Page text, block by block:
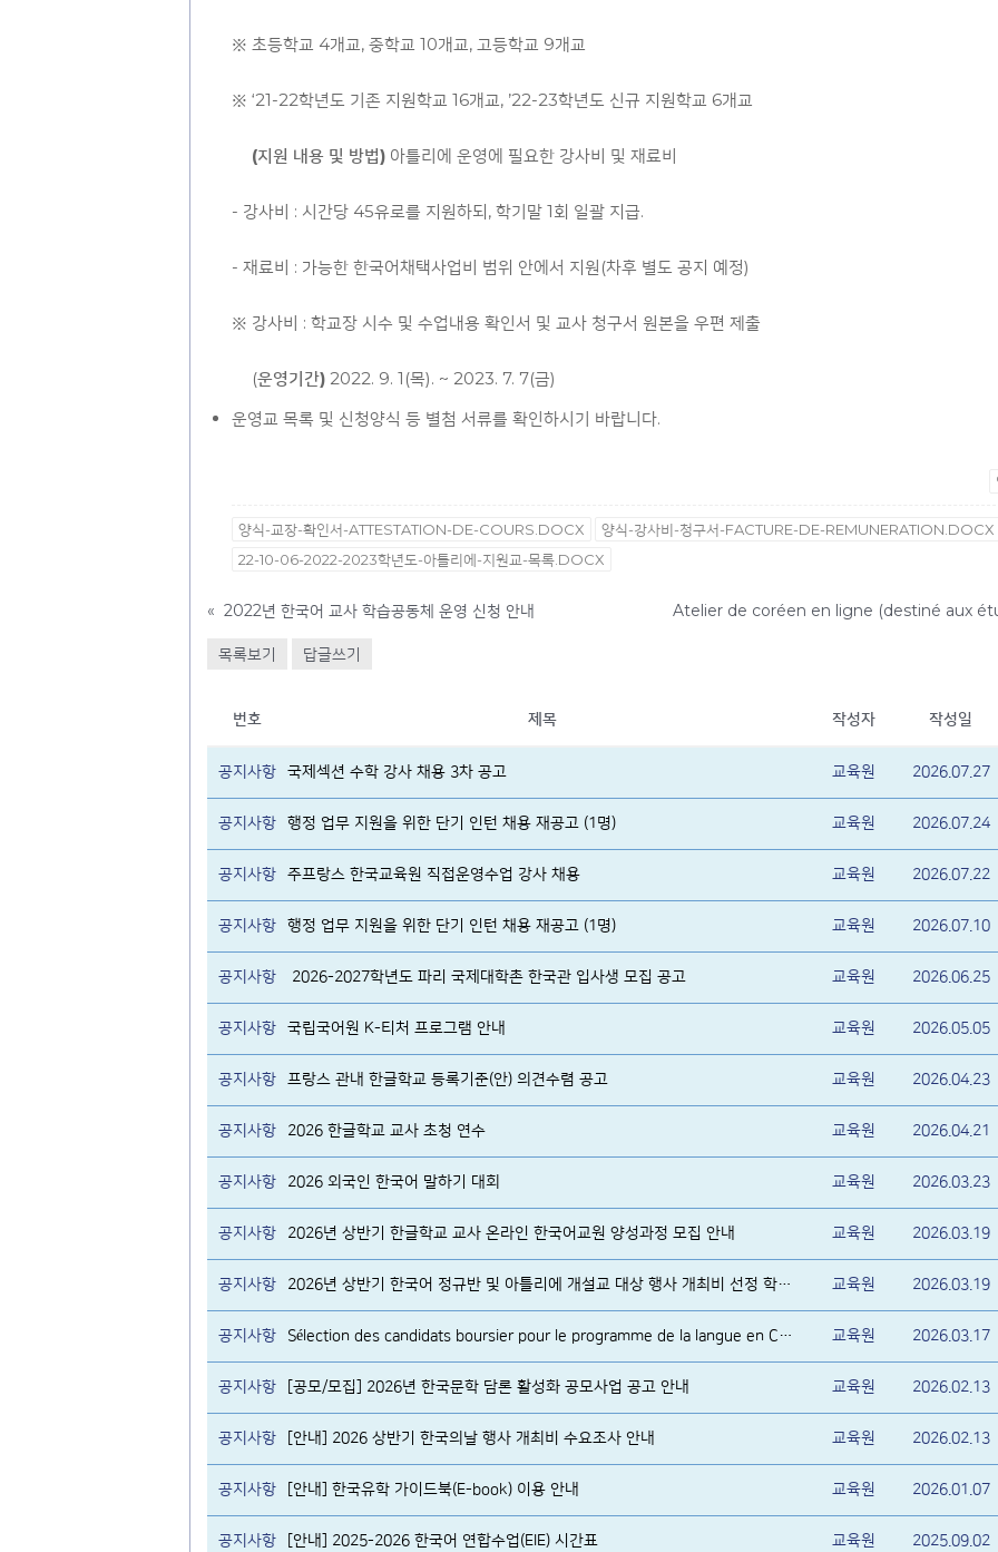
※ 초등학교 4개교, 중학교 10개교, 고등학교 9개교
※ ‘21-22학년도 기존 지원학교 16개교, ’22-23학년도 신규 지원학교 6개교
(지원 내용 및 방법) 아틀리에 운영에 필요한 강사비 및 재료비
- 강사비 : 시간당 45유로를 지원하되, 학기말 1회 일괄 지급.
- 재료비 : 가능한 한국어채택사업비 범위 안에서 지원(차후 별도 공지 예정)
※ 강사비 : 학교장 시수 및 수업내용 확인서 및 교사 청구서 원본을 우편 제출
◦ (운영기간) 2022. 9. 1(목). ~ 2023. 7. 7(금)
운영교 목록 및 신청양식 등 별첨 서류를 확인하시기 바랍니다.
양식-교장-확인서-ATTESTATION-DE-COURS.DOCX
양식-강사비-청구서-FACTURE-DE-REMUNERATION.DOCX
22-10-06-2022-2023학년도-아틀리에-지원교-목록.DOCX
« 2022년 한국어 교사 학습공동체 운영 신청 안내
목록보기 답글쓰기
번호 제목 작성자 작성일
공지사항 국제섹션 수학 강사 채용 3차 공고 교육원 2026.07.27
공지사항 행정 업무 지원을 위한 단기 인턴 채용 재공고 (1명) 교육원 2026.07.24
공지사항 주프랑스 한국교육원 직접운영수업 강사 채용 교육원 2026.07.22
공지사항 행정 업무 지원을 위한 단기 인턴 채용 재공고 (1명) 교육원 2026.07.10
공지사항 2026-2027학년도 파리 국제대학촌 한국관 입사생 모집 공고 교육원 2026.06.25
공지사항 국립국어원 K-티처 프로그램 안내 교육원 2026.05.05
공지사항 프랑스 관내 한글학교 등록기준(안) 의견수렴 공고 교육원 2026.04.23
공지사항 2026 한글학교 교사 초청 연수 교육원 2026.04.21
공지사항 2026 외국인 한국어 말하기 대회 교육원 2026.03.23
공지사항 2026년 상반기 한글학교 교사 온라인 한국어교원 양성과정 모집 안내 교육원 2026.03.19
공지사항 2026년 상반기 한국어 정규반 및 아틀리에 개설교 대상 행사 개최비 선정 학교 알림 교육원 2026.03.19
공지사항 Sélection des candidats boursier pour le programme de la langue en Corée 교육원 2026.03.17
공지사항 [공모/모집] 2026년 한국문학 담론 활성화 공모사업 공고 안내 교육원 2026.02.13
공지사항 [안내] 2026 상반기 한국의날 행사 개최비 수요조사 안내 교육원 2026.02.13
공지사항 [안내] 한국유학 가이드북(E-book) 이용 안내 교육원 2026.01.07
공지사항 [안내] 2025-2026 한국어 연합수업(EIE) 시간표 교육원 2025.09.02